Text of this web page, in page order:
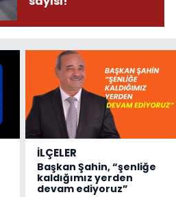
İLÇELER
Başkan Şahin, “şenliğe
kaldığımız yerden
devam ediyoruz”